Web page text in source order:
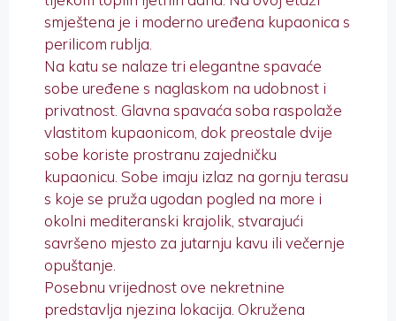
smještena je i moderno uređena kupaonica s
perilicom rublja.
Na katu se nalaze tri elegantne spavaće
sobe uređene s naglaskom na udobnost i
privatnost. Glavna spavaća soba raspolaže
vlastitom kupaonicom, dok preostale dvije
sobe koriste prostranu zajedničku
kupaonicu. Sobe imaju izlaz na gornju terasu
s koje se pruža ugodan pogled na more i
okolni mediteranski krajolik, stvarajući
savršeno mjesto za jutarnju kavu ili večernje
opuštanje.
Posebnu vrijednost ove nekretnine
predstavlja njezina lokacija. Okružena